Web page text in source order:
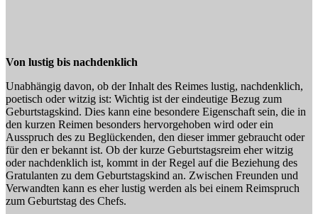
Von lustig bis nachdenklich
Unabhängig davon, ob der Inhalt des Reimes lustig, nachdenklich,
poetisch oder witzig ist: Wichtig ist der eindeutige Bezug zum
Geburtstagskind. Dies kann eine besondere Eigenschaft sein, die in
den kurzen Reimen besonders hervorgehoben wird oder ein
Ausspruch des zu Beglückenden, den dieser immer gebraucht oder
für den er bekannt ist. Ob der kurze Geburtstagsreim eher witzig
oder nachdenklich ist, kommt in der Regel auf die Beziehung des
Gratulanten zu dem Geburtstagskind an. Zwischen Freunden und
Verwandten kann es eher lustig werden als bei einem Reimspruch
zum Geburtstag des Chefs.